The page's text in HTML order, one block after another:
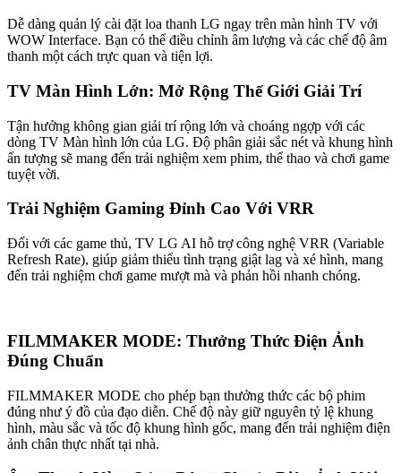
Dễ dàng quản lý cài đặt loa thanh LG ngay trên màn hình TV với
WOW Interface. Bạn có thể điều chỉnh âm lượng và các chế độ âm
thanh một cách trực quan và tiện lợi.
TV Màn Hình Lớn: Mở Rộng Thế Giới Giải Trí
Tận hưởng không gian giải trí rộng lớn và choáng ngợp với các
dòng TV Màn hình lớn của LG. Độ phân giải sắc nét và khung hình
ấn tượng sẽ mang đến trải nghiệm xem phim, thể thao và chơi game
tuyệt vời.
Trải Nghiệm Gaming Đỉnh Cao Với VRR
Đối với các game thủ, TV LG AI hỗ trợ công nghệ VRR (Variable
Refresh Rate), giúp giảm thiểu tình trạng giật lag và xé hình, mang
đến trải nghiệm chơi game mượt mà và phản hồi nhanh chóng.
FILMMAKER MODE: Thưởng Thức Điện Ảnh
Đúng Chuẩn
FILMMAKER MODE cho phép bạn thưởng thức các bộ phim
đúng như ý đồ của đạo diễn. Chế độ này giữ nguyên tỷ lệ khung
hình, màu sắc và tốc độ khung hình gốc, mang đến trải nghiệm điện
ảnh chân thực nhất tại nhà.